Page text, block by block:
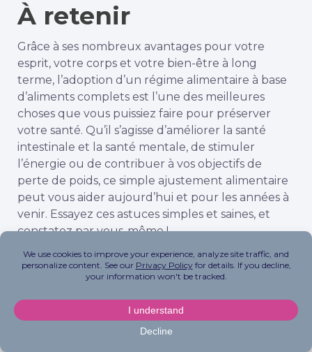
À retenir
Grâce à ses nombreux avantages pour votre
esprit, votre corps et votre bien-être à long
terme, l’adoption d’un régime alimentaire à base
d’aliments complets est l’une des meilleures
choses que vous puissiez faire pour préserver
votre santé. Qu’il s’agisse d’améliorer la santé
intestinale et la santé mentale, de stimuler
l’énergie ou de contribuer à vos objectifs de
perte de poids, ce simple ajustement alimentaire
peut vous aider aujourd’hui et pour les années à
venir. Essayez ces astuces simples et saines, et
constatez par vous-même !